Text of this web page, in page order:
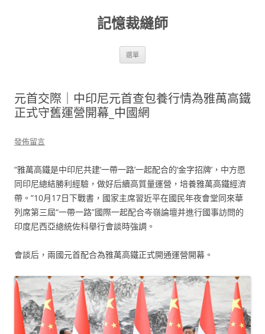
記憶裁縫師
選單
元首交際｜中印尼元首查包養行情為雅萬高鐵
正式守舊運營開幕_中國網
發佈留言
“雅萬高鐵是中印尼共建‘一帶一路’一起配合的‘金字招牌’，中方愿
同印尼總結勝利經驗，做好后續高質量運營，培養雅萬高鐵經濟
帶。”10月17日下戰書，國家主席習近平在國民年夜會堂同來華
列席第三屆“一帶一路”國際一起配合岑嶺論壇并進行國事訪問的
印度尼西亞總統佐科舉行會談時強調。
會談后，兩國元首配合為雅萬高鐵正式開通運營開幕。